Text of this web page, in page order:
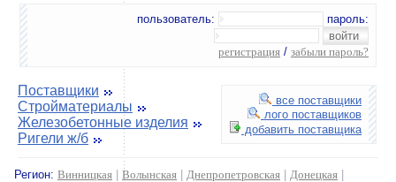
пользователь: пароль:
регистрация / забыли пароль?
все поставщики
лого поставщиков
добавить поставщика
Поставщики
Стройматериалы
Железобетонные изделия
Ригели ж/б
Регион: Винницкая Волынская Днепропетровская Донецкая